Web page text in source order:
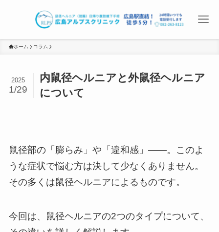
ホーム コラム
内鼠径ヘルニアと外鼠径ヘルニア
について
2025
1/29
鼠径部の「膨らみ」や「違和感」――。このよ
うな症状で悩む方は決して少なくありません。
その多くは鼠径ヘルニアによるものです。
今回は、鼠径ヘルニアの2つのタイプについて、